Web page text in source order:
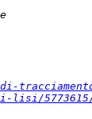
lisi/